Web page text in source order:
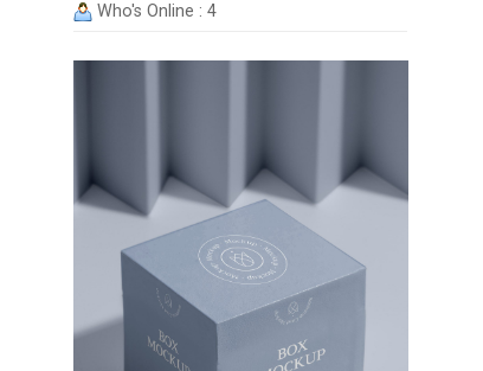
Who's Online : 4